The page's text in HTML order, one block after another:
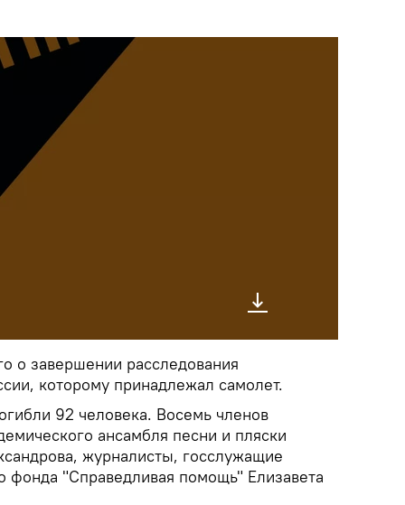
о завершении расследования
которому принадлежал самолет.
92 человека. Восемь членов
ансамбля песни и пляски
журналисты, госслужащие
фонда "Справедливая помощь" Елизавета